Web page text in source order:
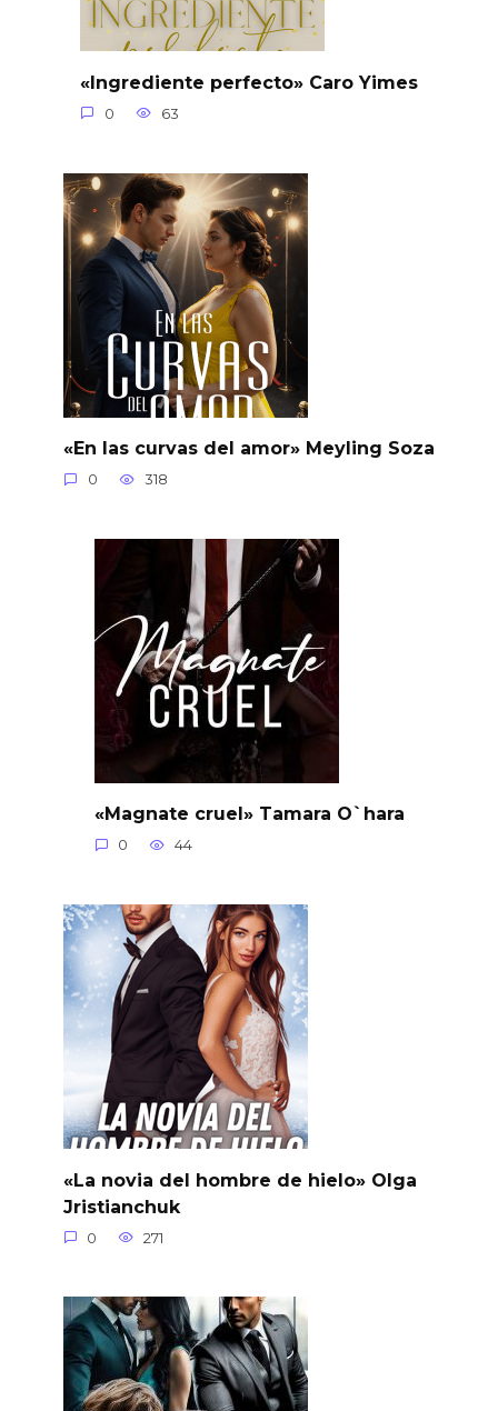
«Ingrediente perfecto» Caro Yimes
0 63
«En las curvas del amor» Meyling Soza
0 318
«Magnate cruel» Tamara O`hara
0 44
«La novia del hombre de hielo» Olga
Jristianchuk
0 271